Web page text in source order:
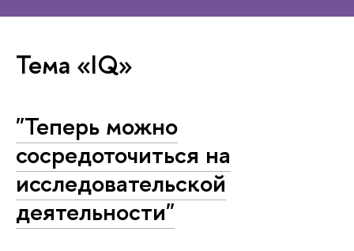
Тема «IQ»
"Теперь можно
сосредоточиться на
исследовательской
деятельности"